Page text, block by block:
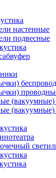
настенные
подвесные